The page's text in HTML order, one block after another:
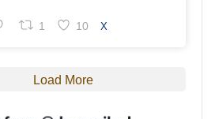
1 10 X
Load More